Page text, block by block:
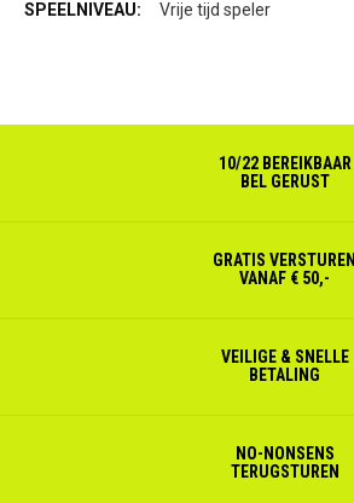
Vrije tijd speler
10/22 BEREIKBAAR
BEL GERUST
GRATIS VERSTUREN
VANAF € 50,-
VEILIGE & SNELLE
BETALING
NO-NONSENS
TERUGSTUREN